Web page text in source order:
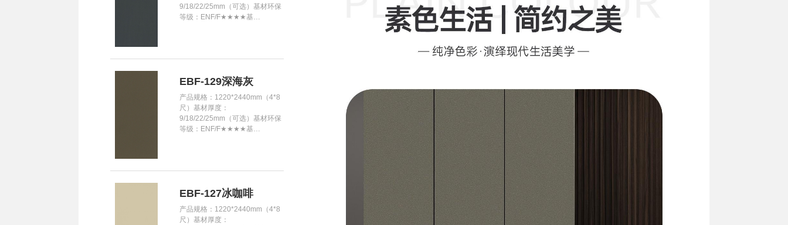
9/18/22/25mm（可选）基材环保
等级：ENF/F★★★★基…
EBF-129深海灰
产品规格：1220*2440mm（4*8
尺）基材厚度：
9/18/22/25mm（可选）基材环保
等级：ENF/F★★★★基…
EBF-127冰咖啡
产品规格：1220*2440mm（4*8
尺）基材厚度：